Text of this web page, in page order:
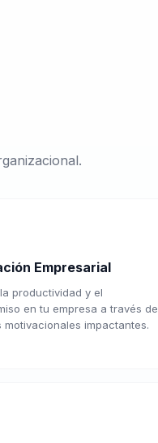
Empresarial
productividad y el
en tu empresa a través de
motivacionales impactantes.